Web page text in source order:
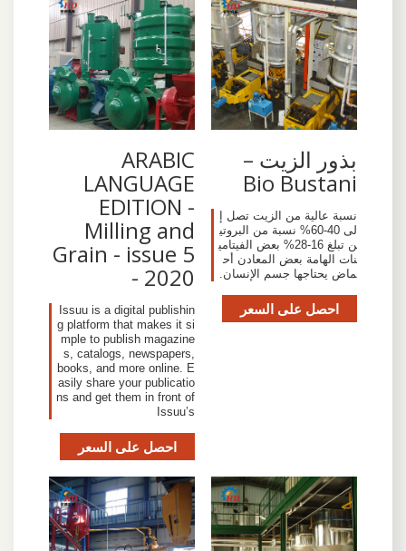
بذور الزيت –
Bio Bustani
نسبة عالية من الزيت تصل إ
لى 40-60% نسبة من البروتي
ن تبلغ 16-28% بعض الفيتامي
نات الهامة بعض المعادن أح
ماض يحتاجها جسم الإنسان.
احصل على السعر
ARABIC
LANGUAGE
EDITION -
Milling and
Grain - issue 5
- 2020
Issuu is a digital publishin
g platform that makes it si
mple to publish magazine
s, catalogs, newspapers,
books, and more online. E
asily share your publicatio
ns and get them in front of
Issuu’s
احصل على السعر